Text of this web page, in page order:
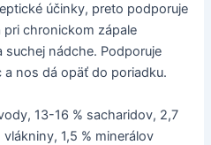
účinky, preto podporuje
pri chronickom zápale
nádche. Podporuje
nos dá opäť do poriadku.
13-16 % sacharidov, 2,7
1,5 % minerálov